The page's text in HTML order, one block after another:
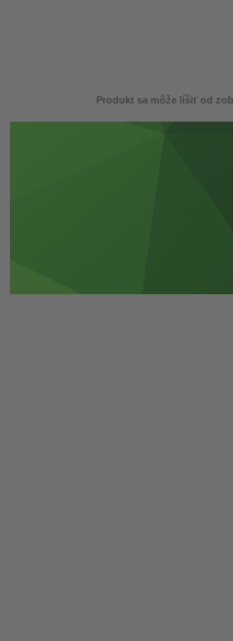
Produkt sa môže líšiť od